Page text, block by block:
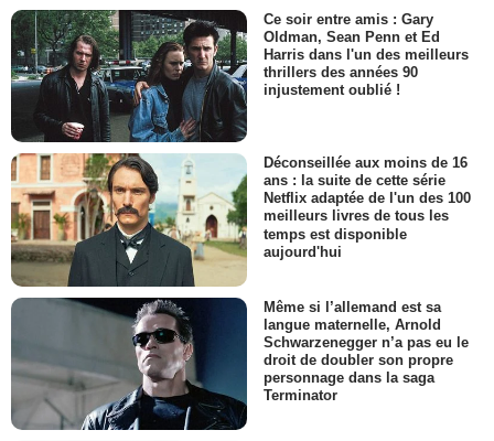
Ce soir entre amis : Gary
Oldman, Sean Penn et Ed
Harris dans l'un des meilleurs
thrillers des années 90
injustement oublié !
Déconseillée aux moins de 16
ans : la suite de cette série
Netflix adaptée de l'un des 100
meilleurs livres de tous les
temps est disponible
aujourd'hui
Même si l’allemand est sa
langue maternelle, Arnold
Schwarzenegger n’a pas eu le
droit de doubler son propre
personnage dans la saga
Terminator